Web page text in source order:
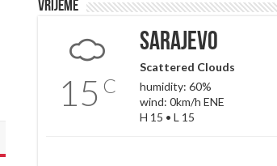
Vrijeme
15 C
Sarajevo
Scattered Clouds
humidity: 60%
wind: 0km/h ENE
H 15 • L 15